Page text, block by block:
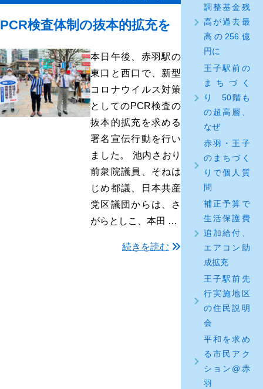
PCR検査体制の抜本的拡充を
本日午後、赤羽駅の
東口と西口で、新型
コロナウイルス対策
としてのPCR検査の
抜本的拡充を求める
署名宣伝行動を行い
ました。 池内さおり
前衆院議員、そねは
じめ都議、日本共産
党区議団からは、さ
がらとしこ、本田 …
続きを読む
調整基金残
高が過去最
高の256億
円に
王子駅前の
まちづく
り 50階も
の超高層、
なぜ
赤羽・王子
のまちづく
りで個人質
問
補正予算で
生活保護費
追加給付、
エアコン助
成拡充
王子駅前先
行実施地区
の住民説明
会
平和を求め
る市民アク
ション@赤
羽